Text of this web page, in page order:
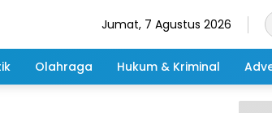
Jumat, 7 Agustus 2026
Olahraga Hukum & Kriminal